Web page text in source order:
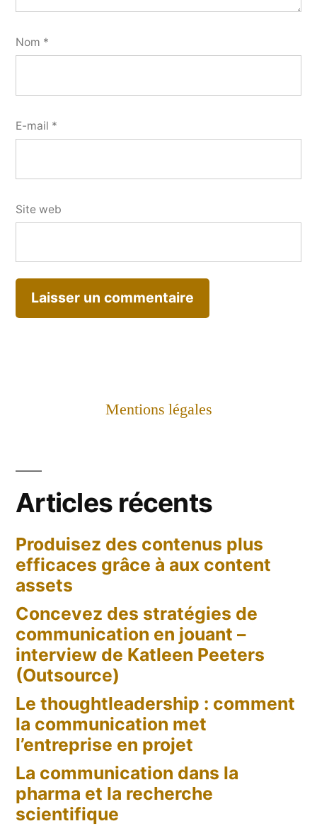
Nom *
E-mail *
Site web
Mentions légales
Articles récents
Produisez des contenus plus
efficaces grâce à aux content
assets
Concevez des stratégies de
communication en jouant –
interview de Katleen Peeters
(Outsource)
Le thoughtleadership : comment
la communication met
l’entreprise en projet
La communication dans la
pharma et la recherche
scientifique